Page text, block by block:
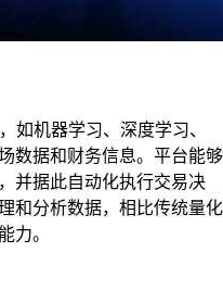
如机器学习、深度学习、
数据和财务信息。平台能够
并据此自动化执行交易决
和分析数据，相比传统量化
力。